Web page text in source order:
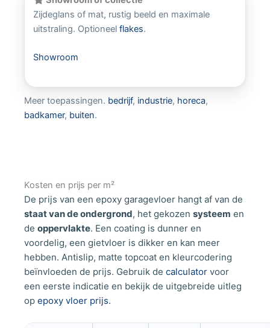
Zijdeglans of mat, rustig beeld en maximale
uitstraling. Optioneel flakes.
Showroom
Meer toepassingen. bedrijf, industrie, horeca,
badkamer, buiten.
Kosten en prijs per m²
De prijs van een epoxy garagevloer hangt af van de
staat van de ondergrond, het gekozen systeem en
de oppervlakte. Een coating is dunner en
voordelig, een gietvloer is dikker en kan meer
hebben. Antislip, matte topcoat en kleurcodering
beïnvloeden de prijs. Gebruik de calculator voor
een eerste indicatie en bekijk de uitgebreide uitleg
op epoxy vloer prijs.